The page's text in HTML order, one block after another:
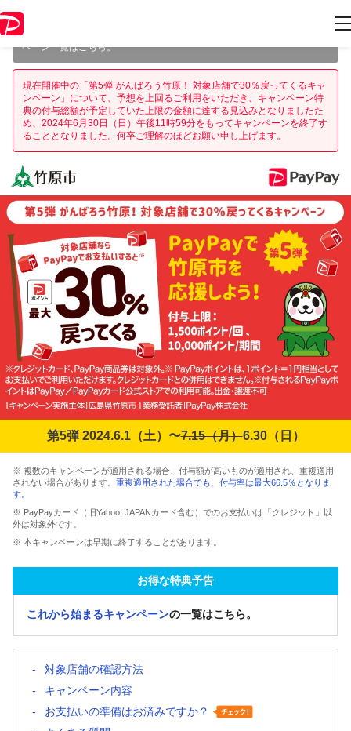
ジ内の情報はキャンペーン終了時点のものになります。
ペーン一覧はこちら。
現在開催中の「第5弾 がんばろう竹原！ 対象店舗で30％戻ってくるキャ
ンペーン」について、予想を上回るご利用をいただき、キャンペーン特
典の付与総額が予定していた上限の金額に達する見込みとなりましたた
め、2024年6月30日（日）午後11時59分をもってキャンペーンを終了す
ることとなりました。何卒ご理解のほどお願い申し上げます。
第5弾 2024.6.1（土）〜7.15（月）6.30（日）
※ 複数のキャンペーンが適用される場合、付与額が高いものが適用され、重複適用
されない場合があります。 重複適用された場合でも、付与率は最大66.5％となりま
す。
※ PayPayカード（旧Yahoo! JAPANカード含む）でのお支払いは「クレジット」以
外は対象外です。
※ 本キャンペーンは早期に終了することがあります。
お得な特典予告
これから始まるキャンペーンの一覧はこちら。
対象店舗の確認方法
キャンペーン内容
お支払いの準備はお済みですか？